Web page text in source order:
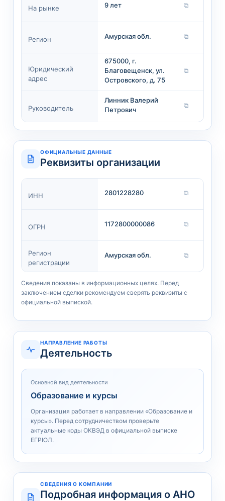
На рынке 9 лет ⧉
Регион Амурская обл. ⧉
Юридический
адрес
675000, г.
Благовещенск, ул.
Островского, д. 75
⧉
Руководитель
Линник Валерий
Петрович
⧉
ОФИЦИАЛЬНЫЕ ДАННЫЕ
Реквизиты организации
ИНН 2801228280 ⧉
ОГРН 1172800000086 ⧉
Регион
регистрации
Амурская обл. ⧉
Сведения показаны в информационных целях. Перед
заключением сделки рекомендуем сверять реквизиты с
официальной выпиской.
НАПРАВЛЕНИЕ РАБОТЫ
Деятельность
Основной вид деятельности
Образование и курсы
Организация работает в направлении «Образование и
курсы». Перед сотрудничеством проверьте
актуальные коды ОКВЭД в официальной выписке
ЕГРЮЛ.
СВЕДЕНИЯ О КОМПАНИИ
Подробная информация о АНО